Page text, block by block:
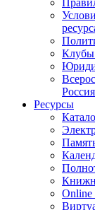
Клубы
Ресурсы
Online